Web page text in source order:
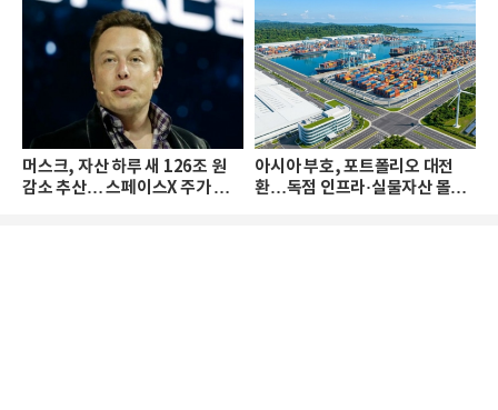
머스크, 자산 하루 새 126조 원
감소 추산… 스페이스X 주가 하
아시아 부호, 포트폴리오 대전
환…독점 인프라·실물자산 몰린